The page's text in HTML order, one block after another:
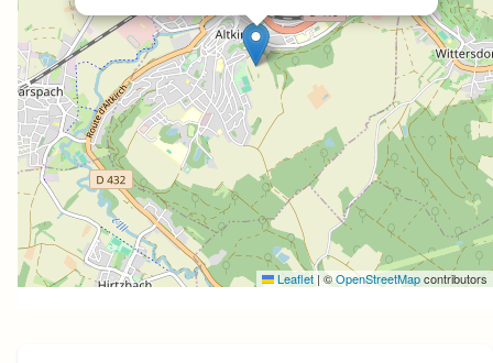
Leaflet |©OpenStreetMapcontributors